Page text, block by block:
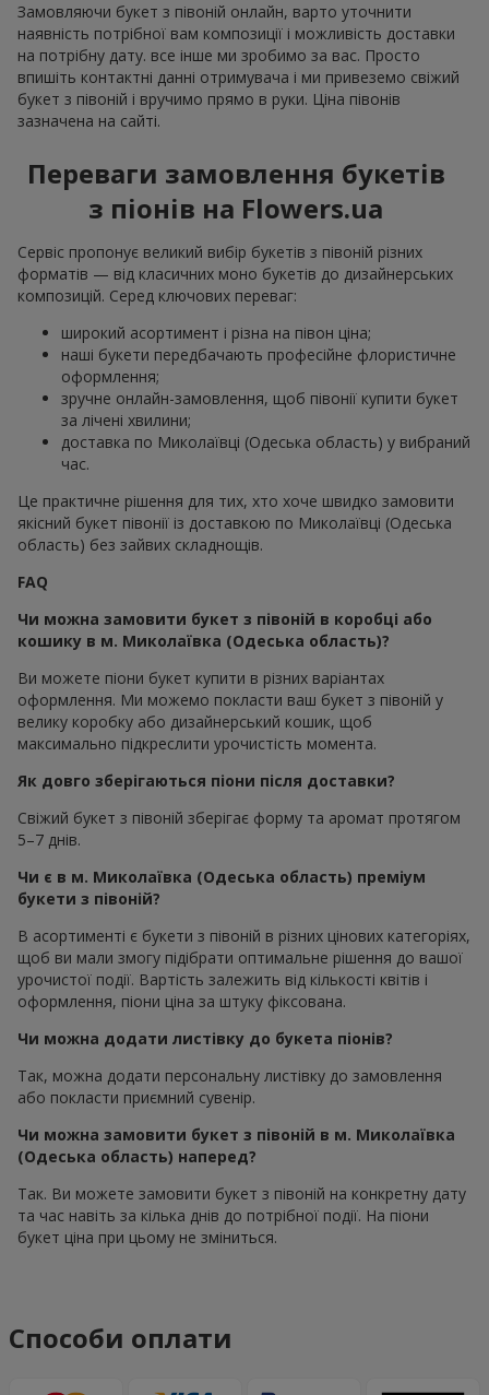
Замовляючи букет з півоній онлайн, варто уточнити
наявність потрібної вам композиції і можливість доставки
на потрібну дату. все інше ми зробимо за вас. Просто
впишіть контактні данні отримувача і ми привеземо свіжий
букет з півоній і вручимо прямо в руки. Ціна півонів
зазначена на сайті.
Переваги замовлення букетів
з піонів на Flowers.ua
Сервіс пропонує великий вибір букетів з півоній різних
форматів — від класичних моно букетів до дизайнерських
композицій. Серед ключових переваг:
широкий асортимент і різна на півон ціна;
наші букети передбачають професійне флористичне
оформлення;
зручне онлайн-замовлення, щоб півонії купити букет
за лічені хвилини;
доставка по Миколаївці (Одеська область) у вибраний
час.
Це практичне рішення для тих, хто хоче швидко замовити
якісний букет півонії із доставкою по Миколаївці (Одеська
область) без зайвих складнощів.
FAQ
Чи можна замовити букет з півоній в коробці або
кошику в м. Миколаївка (Одеська область)?
Ви можете піони букет купити в різних варіантах
оформлення. Ми можемо покласти ваш букет з півоній у
велику коробку або дизайнерський кошик, щоб
максимально підкреслити урочистість момента.
Як довго зберігаються піони після доставки?
Свіжий букет з півоній зберігає форму та аромат протягом
5–7 днів.
Чи є в м. Миколаївка (Одеська область) преміум
букети з півоній?
В асортименті є букети з півоній в різних цінових категоріях,
щоб ви мали змогу підібрати оптимальне рішення до вашої
урочистої події. Вартість залежить від кількості квітів і
оформлення, піони ціна за штуку фіксована.
Чи можна додати листівку до букета піонів?
Так, можна додати персональну листівку до замовлення
або покласти приємний сувенір.
Чи можна замовити букет з півоній в м. Миколаївка
(Одеська область) наперед?
Так. Ви можете замовити букет з півоній на конкретну дату
та час навіть за кілька днів до потрібної події. На піони
букет ціна при цьому не зміниться.
Способи оплати